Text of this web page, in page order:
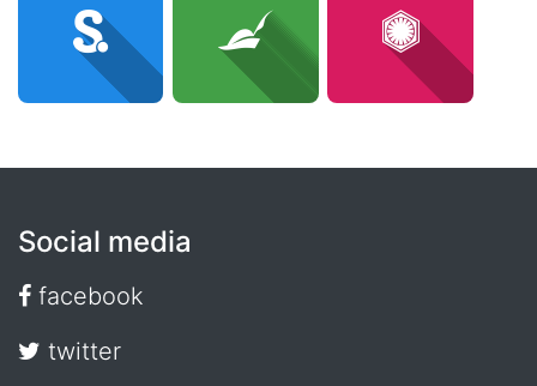
Social media
facebook
twitter